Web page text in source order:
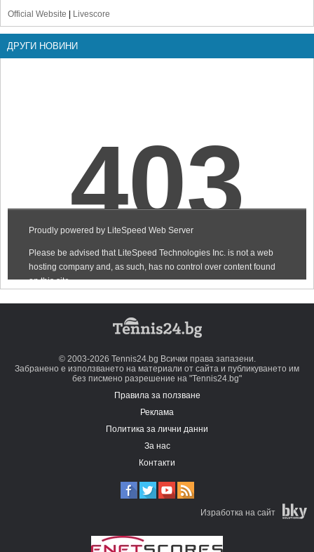
Official Website | Livescore
ДРУГИ НОВИНИ
© 2003-2026 Tennis24.bg Всички права запазени.
Забранено е използването на материали от сайта и публикуването им
без писмено разрешение на "Tennis24.bg"
Правила за ползване
Реклама
Политика за лични данни
За нас
Контакти
Изработка на сайт